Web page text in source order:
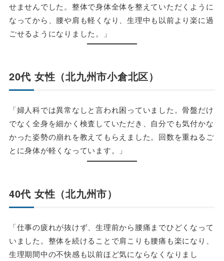
せませんでした。整体で身体全体を整えていただくように
なってから、腰や肩も軽くなり、生理中も以前より楽に過
ごせるようになりました。」
20代 女性（北九州市小倉北区）
「婦人科では異常なしと言われ困っていました。骨盤だけ
でなく全身を細かく検査していただき、自分でも気付かな
かった姿勢の崩れを教えてもらえました。回数を重ねるご
とに身体が軽くなっています。」
40代 女性（北九州市）
「仕事の疲れが抜けず、生理前から腰痛までひどくなって
いました。整体を続けることで肩こりも腰痛も楽になり、
生理期間中の不快感も以前ほど気にならなくなりまし